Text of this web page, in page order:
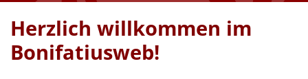
Herzlich willkommen im
Bonifatiusweb!